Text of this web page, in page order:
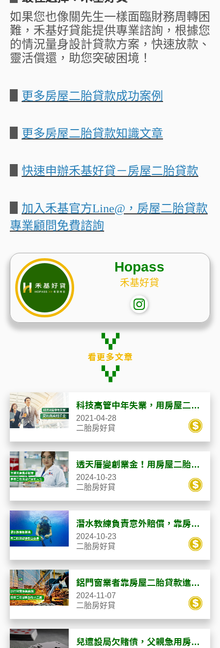
如果您也像關先生一樣面臨財務周轉困
難，禾基好貸能提供專業諮詢，根據您
的情況量身設計貸款方案，快速放款、
靈活償還，助您突破困境！
更多房屋二胎貸款成功案例
更多房屋二胎貸款知識文章
快速申辦禾基好貸－房屋二胎貸款
加入禾基官方Line@，房屋二胎貸款
專業顧問免費諮詢
Hopass
禾基好貸
科技高管中年失業，用房屋二胎
貸款籌足百萬創業金
2021-04-28
二胎房好貸
透天厝變創業金！用房屋二胎貸
款實現夢想，藥師夫妻趁勢創業
2024-10-23
二胎房好貸
潛水教練負責意外賠償，靠房屋
二胎貸款化解危機！
2024-10-23
二胎房好貸
鋁門窗業者靠房屋二胎貸款進攻
市場，把握震後新商機！
2024-11-07
二胎房好貸
兒遭設局欠賭債，父親急用房屋